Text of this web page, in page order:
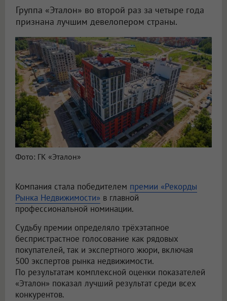
Группа «Эталон» во второй раз за четыре года
признана лучшим девелопером страны.
Фото: ГК «Эталон»
Компания стала победителем премии «Рекорды
Рынка Недвижимости» в главной
профессиональной номинации.
Судьбу премии определяло трёхэтапное
беспристрастное голосование как рядовых
покупателей, так и экспертного жюри, включая
500 экспертов рынка недвижимости.
По результатам комплексной оценки показателей
«Эталон» показал лучший результат среди всех
конкурентов.